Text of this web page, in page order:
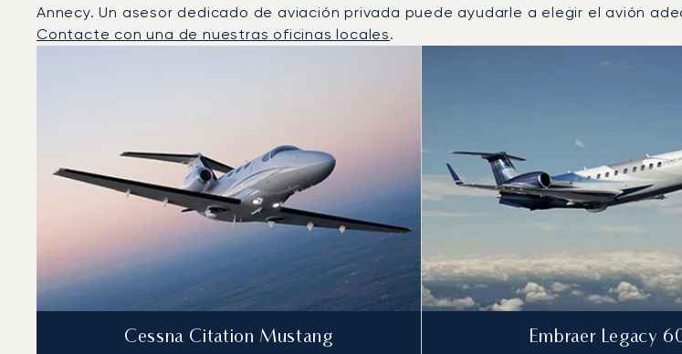
Annecy. Un asesor dedicado de aviación privada puede ayudarle a elegir el avión
Contacte con una de nuestras oficinas locales.
Cessna Citation Mustang Embraer Legacy